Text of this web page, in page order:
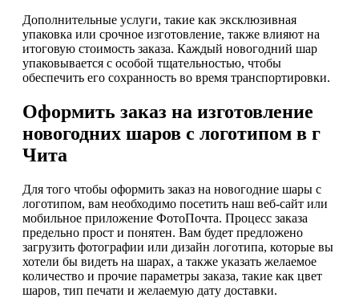
Дополнительные услуги, такие как эксклюзивная
упаковка или срочное изготовление, также влияют на
итоговую стоимость заказа. Каждый новогодний шар
упаковывается с особой тщательностью, чтобы
обеспечить его сохранность во время транспортировки.
Оформить заказ на изготовление
новогодних шаров с логотипом в г
Чита
Для того чтобы оформить заказ на новогодние шары с
логотипом, вам необходимо посетить наш веб-сайт или
мобильное приложение ФотоПочта. Процесс заказа
предельно прост и понятен. Вам будет предложено
загрузить фотографии или дизайн логотипа, которые вы
хотели бы видеть на шарах, а также указать желаемое
количество и прочие параметры заказа, такие как цвет
шаров, тип печати и желаемую дату доставки.